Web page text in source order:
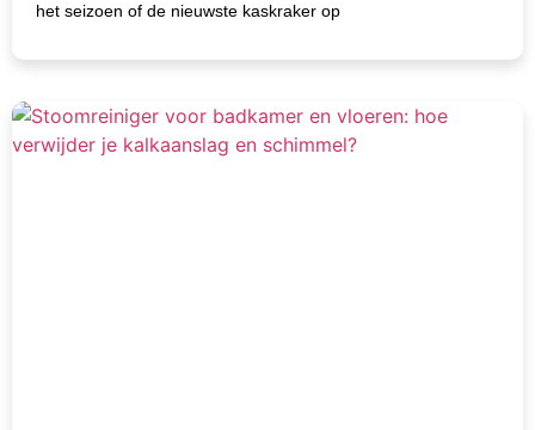
het seizoen of de nieuwste kaskraker op